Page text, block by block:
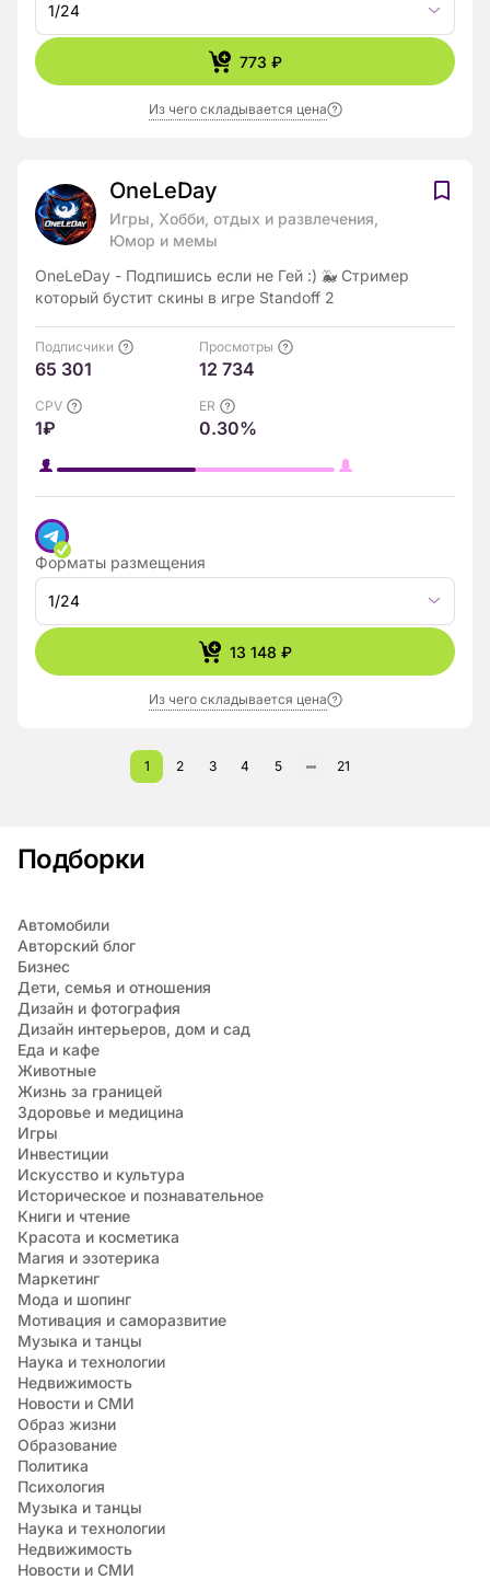
1/24
773 ₽
Из чего складывается цена
OneLeDay
Игры, Хобби, отдых и развлечения,
Юмор и мемы
OneLeDay - Подпишись если не Гей :) 🐳 Стример
который бустит скины в игре Standoff 2
Подписчики
65 301
Просмотры
12 734
CPV
1₽
ER
0.30%
Форматы размещения
1/24
13 148 ₽
Из чего складывается цена
1 2 3 4 5 21
Подборки
Автомобили
Авторский блог
Бизнес
Дети, семья и отношения
Дизайн и фотография
Дизайн интерьеров, дом и сад
Еда и кафе
Животные
Жизнь за границей
Здоровье и медицина
Игры
Инвестиции
Искусство и культура
Историческое и познавательное
Книги и чтение
Красота и косметика
Магия и эзотерика
Маркетинг
Мода и шопинг
Мотивация и саморазвитие
Музыка и танцы
Наука и технологии
Недвижимость
Новости и СМИ
Образ жизни
Образование
Политика
Психология
Музыка и танцы
Наука и технологии
Недвижимость
Новости и СМИ